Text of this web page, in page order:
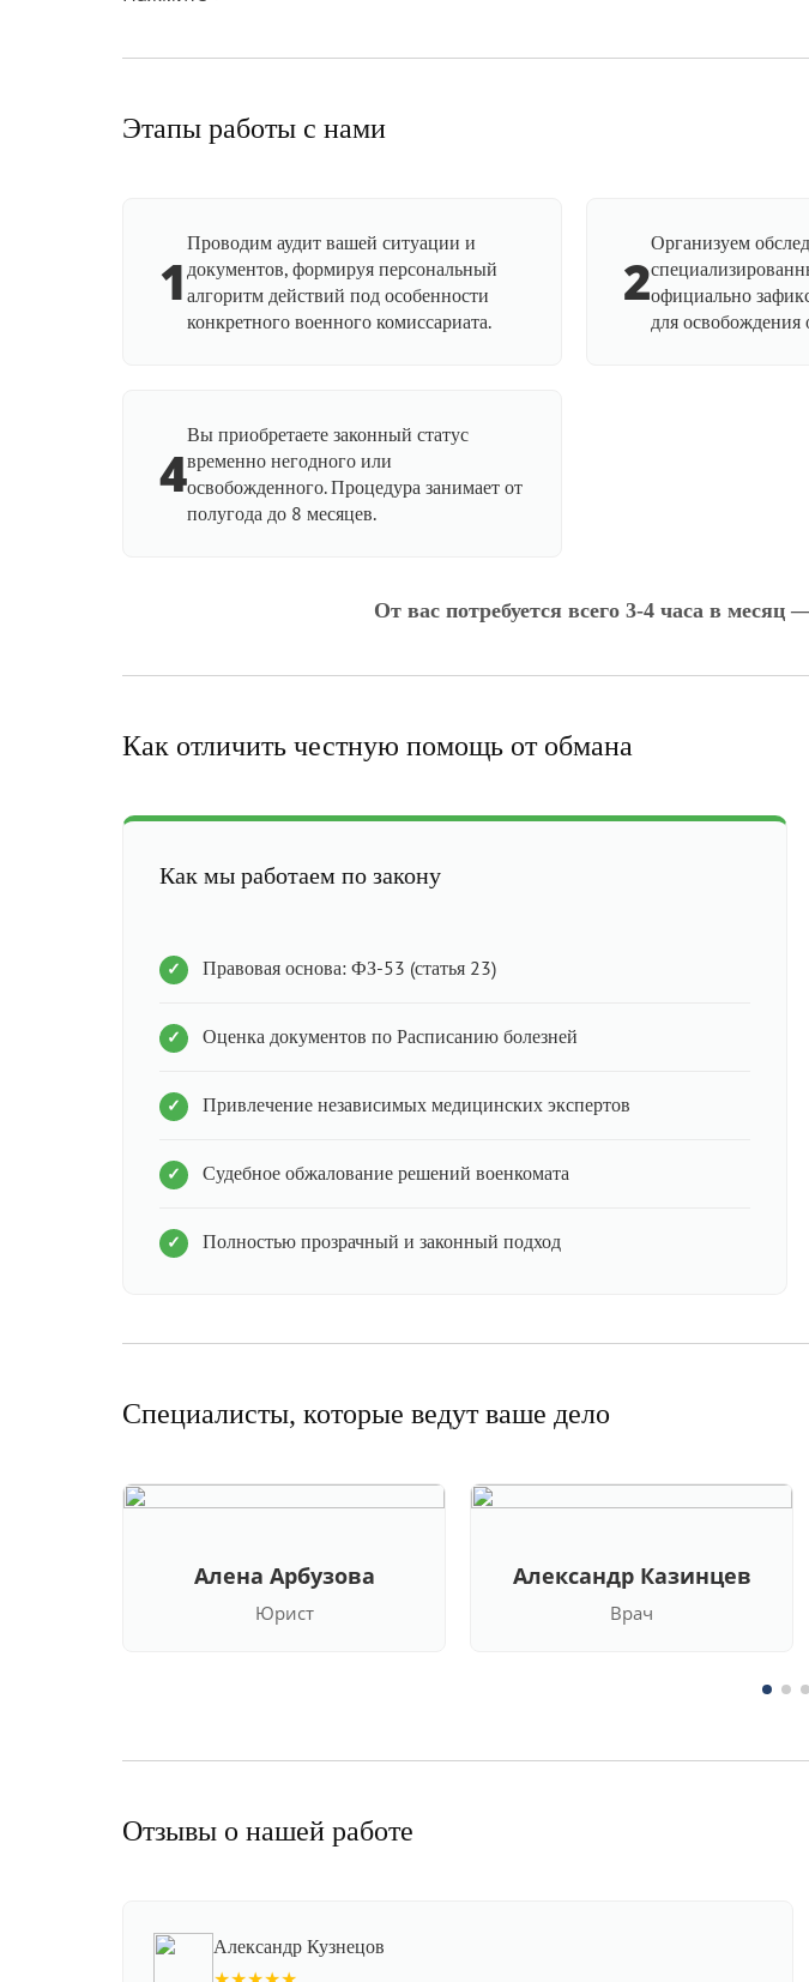
Этапы работы с нами
1
Проводим аудит вашей ситуации и
документов, формируя персональный
алгоритм действий под особенности
конкретного военного комиссариата.
2
Организуем
официально
для освобождения
4
Вы приобретаете законный статус
временно негодного или
освобожденного. Процедура занимает от
полугода до 8 месяцев.
От вас потребуется всего 3-4 часа в
Как отличить честную помощь от обмана
Как мы работаем по закону
Правовая основа: ФЗ-53 (статья 23)
Оценка документов по Расписанию болезней
Привлечение независимых медицинских экспертов
Судебное обжалование решений военкомата
Полностью прозрачный и законный подход
Специалисты, которые ведут ваше дело
Алена Арбузова
Юрист
Александр Казинцев
Врач
Отзывы о нашей работе
Александр Кузнецов